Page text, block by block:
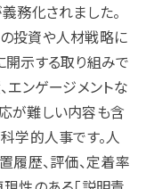
務化されました。
投資や人材戦略に
開示する取り組みで
エンゲージメントな
が難しい内容も含
学的人事です。人
履歴、評価、定着率